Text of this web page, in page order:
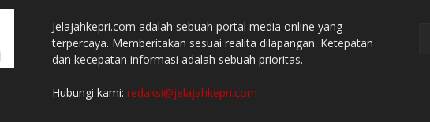
Jelajahkepri.com adalah sebuah portal media online yang
terpercaya. Memberitakan sesuai realita dilapangan. Ketepatan
dan kecepatan informasi adalah sebuah prioritas.
Hubungi kami: redaksi@jelajahkepri.com